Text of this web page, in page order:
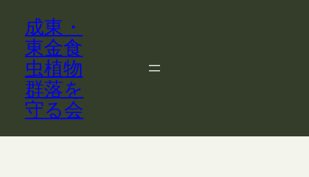
成東・
東金食
虫植物
群落を
守る会